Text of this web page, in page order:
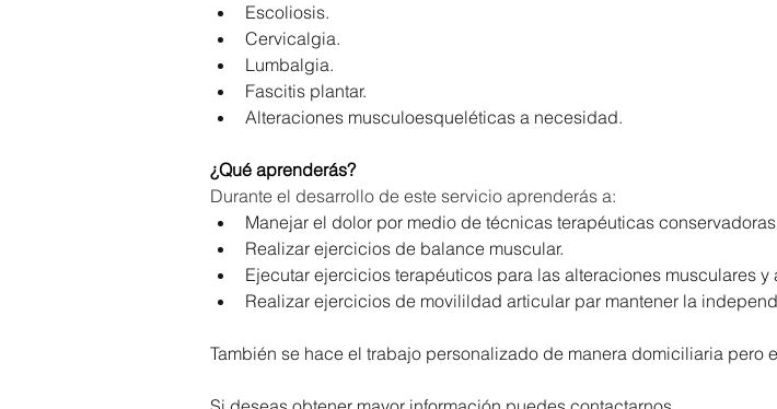
Escoliosis.
Cervicalgia.
Lumbalgia.
Fascitis plantar.
Alteraciones musculoesqueléticas a necesidad.
¿Qué aprenderás?
Durante el desarrollo de este servicio aprenderás a:
Manejar el dolor por medio de técnicas terapéuticas
Realizar ejercicios de balance muscular.
Ejecutar ejercicios terapéuticos para las alteraciones musculares y
Realizar ejercicios de movilildad articular par mantener la
También se hace el trabajo personalizado de manera domiciliaria pero